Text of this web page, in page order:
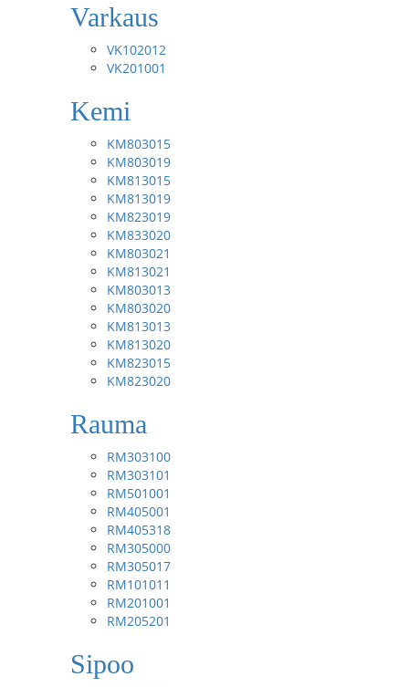
Varkaus
VK102012
VK201001
Kemi
KM803015
KM803019
KM813015
KM813019
KM823019
KM833020
KM803021
KM813021
KM803013
KM803020
KM813013
KM813020
KM823015
KM823020
Rauma
RM303100
RM303101
RM501001
RM405001
RM405318
RM305000
RM305017
RM101011
RM201001
RM205201
Sipoo